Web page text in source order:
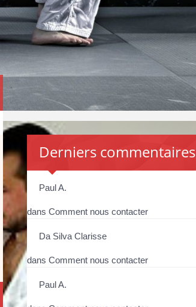
Derniers commentaires
Paul A.
dans Comment nous contacter
Da Silva Clarisse
dans Comment nous contacter
Paul A.